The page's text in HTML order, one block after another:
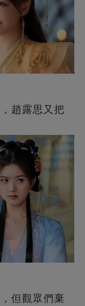
趙露思又把
但觀眾們棄